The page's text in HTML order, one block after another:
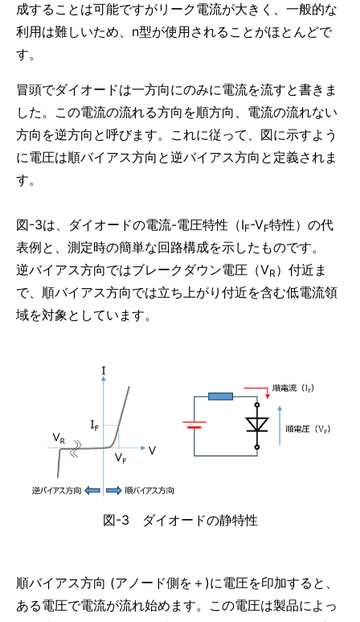
成することは可能ですがリーク電流が大きく、一般的な
利用は難しいため、n型が使用されることがほとんどで
す。
冒頭でダイオードは一方向にのみに電流を流すと書きま
した。この電流の流れる方向を順方向、電流の流れない
方向を逆方向と呼びます。これに従って、図に示すよう
に電圧は順バイアス方向と逆バイアス方向と定義されま
す。
図-3は、ダイオードの電流-電圧特性（IF-VF特性）の代
表例と、測定時の簡単な回路構成を示したものです。
逆バイアス方向ではブレークダウン電圧（VR ）付近ま
で、順バイアス方向では立ち上がり付近を含む低電流領
域を対象としています。
図-3 ダイオードの静特性
順バイアス方向 (アノード側を＋)に電圧を印加すると、
ある電圧で電流が流れ始めます。この電圧は製品によっ